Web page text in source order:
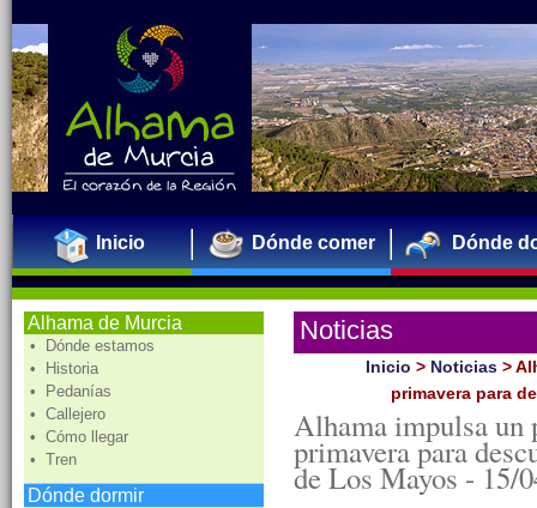
Inicio Dónde comer Dónde
Alhama de Murcia
• Dónde estamos
• Historia
• Pedanías
• Callejero
• Cómo llegar
• Tren
Dónde dormir
Noticias
Inicio > Noticias >
primavera para
Alhama impulsa un
primavera para
de Los Mayos - 15/